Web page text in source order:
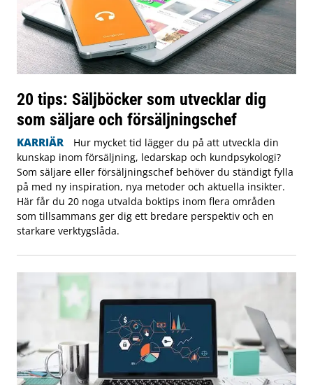
20 tips: Säljböcker som utvecklar dig
som säljare och försäljningschef
KARRIÄR
Hur mycket tid lägger du på att utveckla din
kunskap inom försäljning, ledarskap och kundpsykologi?
Som säljare eller försäljningschef behöver du ständigt fylla
på med ny inspiration, nya metoder och aktuella insikter.
Här får du 20 noga utvalda boktips inom flera områden
som tillsammans ger dig ett bredare perspektiv och en
starkare verktygslåda.